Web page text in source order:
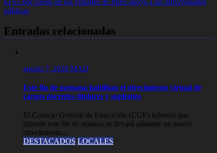
entradas
públicas
Entradas relacionadas
agosto 7, 2026 MAD
Este fin de ssemana habilitan el ofrecimiento virtual de
cargos docentes titulares y suplentes
El Consejo General de Educación (CGE) informó que
durante este fin de semana se llevará adelante un nuevo
ofrecimiento...
DESTACADOS LOCALES